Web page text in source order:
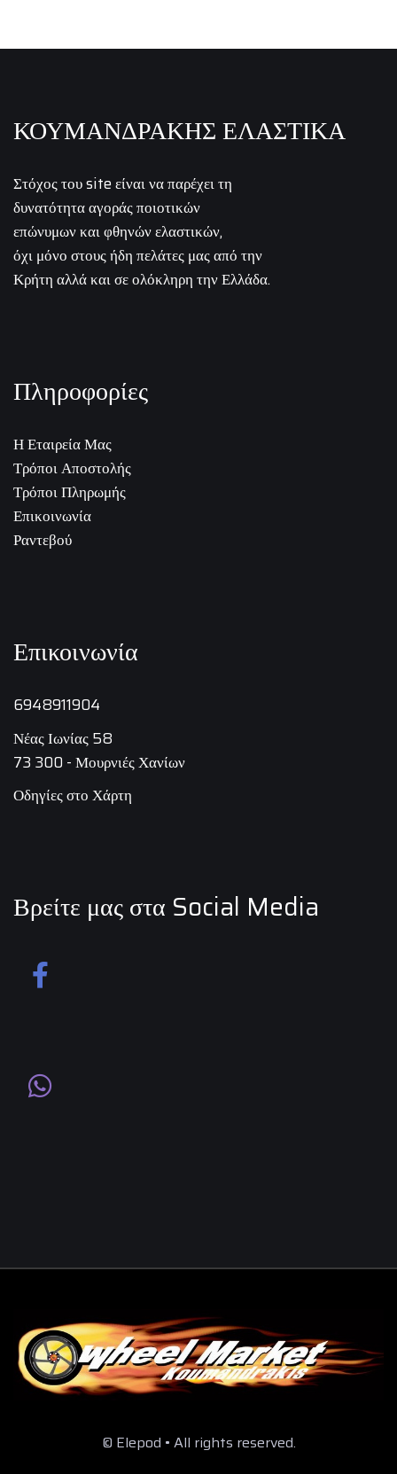
ΚΟΥΜΑΝΔΡΑΚΗΣ ΕΛΑΣΤΙΚΑ
Στόχος του site είναι να παρέχει τη
δυνατότητα αγοράς ποιοτικών
επώνυμων και φθηνών ελαστικών,
όχι μόνο στους ήδη πελάτες μας από την
Κρήτη αλλά και σε ολόκληρη την Ελλάδα.
Πληροφορίες
Η Εταιρεία Μας
Τρόποι Αποστολής
Τρόποι Πληρωμής
Επικοινωνία
Ραντεβού
Επικοινωνία
6948911904
Νέας Ιωνίας 58
73 300 - Μουρνιές Χανίων
Οδηγίες στο Χάρτη
Βρείτε μας στα Social Media
© Elepod • All rights reserved.